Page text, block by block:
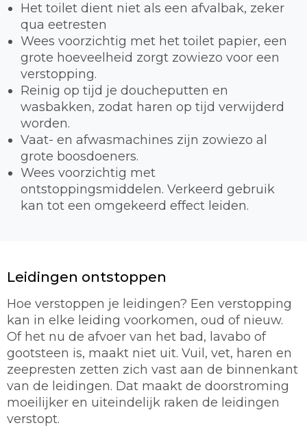
Het toilet dient niet als een afvalbak, zeker
qua eetresten
Wees voorzichtig met het toilet papier, een
grote hoeveelheid zorgt zowiezo voor een
verstopping.
Reinig op tijd je doucheputten en
wasbakken, zodat haren op tijd verwijderd
worden.
Vaat- en afwasmachines zijn zowiezo al
grote boosdoeners.
Wees voorzichtig met
ontstoppingsmiddelen. Verkeerd gebruik
kan tot een omgekeerd effect leiden.
Leidingen ontstoppen
Hoe verstoppen je leidingen? Een verstopping
kan in elke leiding voorkomen, oud of nieuw.
Of het nu de afvoer van het bad, lavabo of
gootsteen is, maakt niet uit. Vuil, vet, haren en
zeepresten zetten zich vast aan de binnenkant
van de leidingen. Dat maakt de doorstroming
moeilijker en uiteindelijk raken de leidingen
verstopt.